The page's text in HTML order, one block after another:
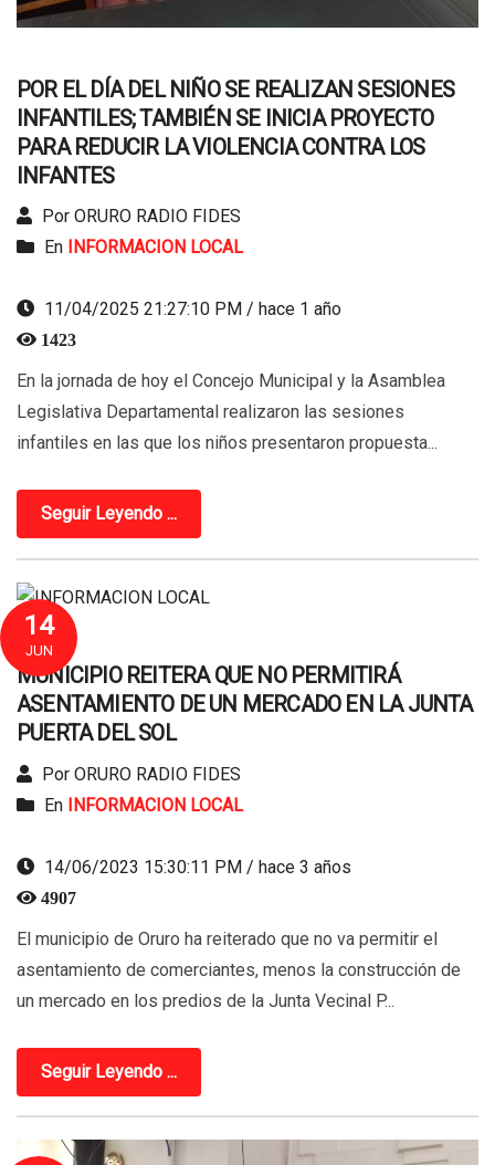
POR EL DÍA DEL NIÑO SE REALIZAN SESIONES
INFANTILES; TAMBIÉN SE INICIA PROYECTO
PARA REDUCIR LA VIOLENCIA CONTRA LOS
INFANTES
Por ORURO RADIO FIDES
En INFORMACION LOCAL
11/04/2025 21:27:10 PM / hace 1 año
1423
En la jornada de hoy el Concejo Municipal y la Asamblea
Legislativa Departamental realizaron las sesiones
infantiles en las que los niños presentaron propuesta...
Seguir Leyendo ...
14
JUN
MUNICIPIO REITERA QUE NO PERMITIRÁ
ASENTAMIENTO DE UN MERCADO EN LA JUNTA
PUERTA DEL SOL
Por ORURO RADIO FIDES
En INFORMACION LOCAL
14/06/2023 15:30:11 PM / hace 3 años
4907
El municipio de Oruro ha reiterado que no va permitir el
asentamiento de comerciantes, menos la construcción de
un mercado en los predios de la Junta Vecinal P...
Seguir Leyendo ...